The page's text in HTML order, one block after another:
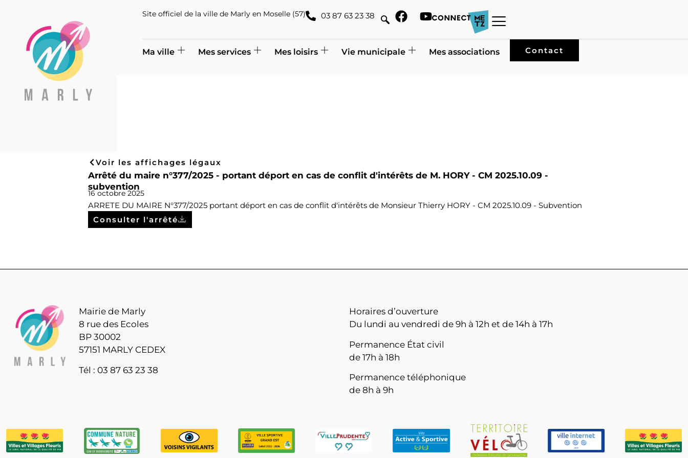
Site officiel de la ville de Marly en Moselle (57) 03 87 63 23 38
Ma ville Mes services Mes loisirs Vie municipale Mes associations Contact
Voir les affichages légaux
Arrêté du maire n°377/2025 - portant déport en cas de conflit d'intérêts de M. HORY - CM 2025.10.09 -
subvention
16 octobre 2025
ARRETE DU MAIRE N°377/2025 portant déport en cas de conflit d'intérêts de Monsieur Thierry HORY - CM 2025.10.09 - Subvention
Consulter l'arrêté
Mairie de Marly
8 rue des Ecoles
BP 30002
57151 MARLY CEDEX
Tél : 03 87 63 23 38
Horaires d’ouverture
Du lundi au vendredi de 9h à 12h et de 14h à 17h
Permanence État civil
de 17h à 18h
Permanence téléphonique
de 8h à 9h